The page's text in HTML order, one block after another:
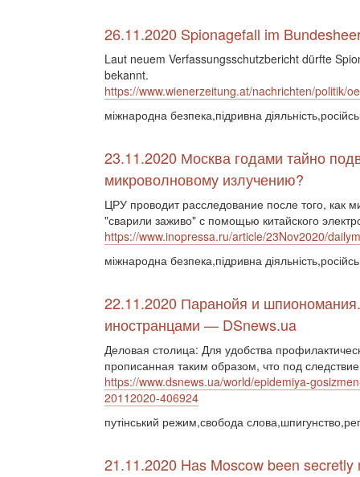
26.11.2020 Spionagefall im
Laut neuem Verfassungsschutzbericht dürfte
bekannt.
https://www.wienerzeitung.at/nachrichten/politik/
міжнародна безпека,підривна
23.11.2020 Москва годами тайно
микроволновому излучению?
ЦРУ проводит расследование после того, как
"сварили заживо" с помощью китайского
https://www.inopressa.ru/article/23Nov2020/
міжнародна безпека,підривна
22.11.2020 Паранойя и
иностранцами — DSnews.ua
Деловая столица: Для удобства
прописанная таким образом, что под
https://www.dsnews.ua/world/epidemiya-
20112020-406924
путінський режим,свобода
21.11.2020 Has Moscow been